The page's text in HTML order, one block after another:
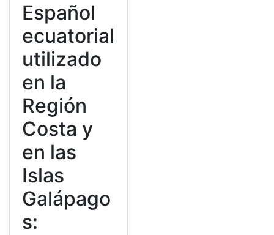
Español
ecuatorial
utilizado
en la
Región
Costa y
en las
Islas
Galápago
s: